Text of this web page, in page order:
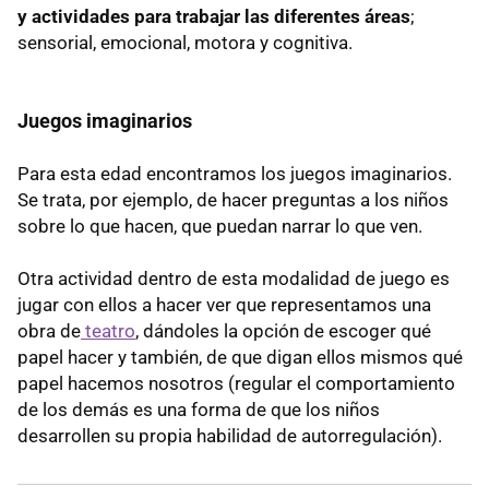
y actividades para trabajar las diferentes áreas;
sensorial, emocional, motora y cognitiva.
Juegos imaginarios
Para esta edad encontramos los juegos imaginarios.
Se trata, por ejemplo, de hacer preguntas a los niños
sobre lo que hacen, que puedan narrar lo que ven.
Otra actividad dentro de esta modalidad de juego es
jugar con ellos a hacer ver que representamos una
obra de teatro, dándoles la opción de escoger qué
papel hacer y también, de que digan ellos mismos qué
papel hacemos nosotros (regular el comportamiento
de los demás es una forma de que los niños
desarrollen su propia habilidad de autorregulación).